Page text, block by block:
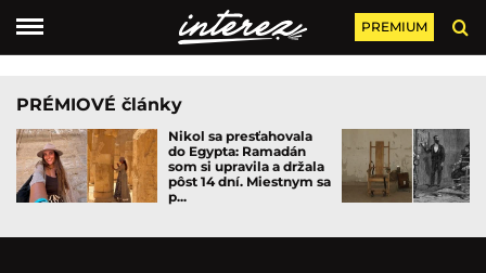
PREMIUM
PRÉMIOVÉ články
Nikol sa presťahovala
do Egypta: Ramadán
som si upravila a držala
pôst 14 dní. Miestnym sa
p...